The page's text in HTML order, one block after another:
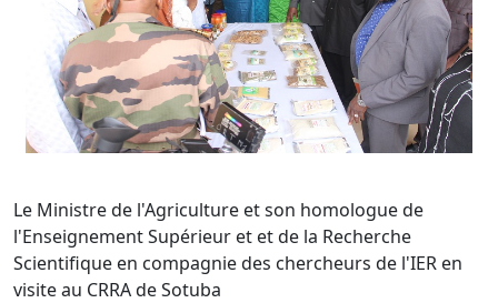
Le Ministre de l'Agriculture et son homologue de
l'Enseignement Supérieur et et de la Recherche
Scientifique en compagnie des chercheurs de l'IER en
visite au CRRA de Sotuba